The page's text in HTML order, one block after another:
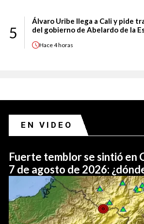
5
Álvaro Uribe llega a Cali y pide
del gobierno de Abelardo de la
Hace4 horas
EN VIDEO
Fuerte temblor se sintió en
7 de agosto de 2026: